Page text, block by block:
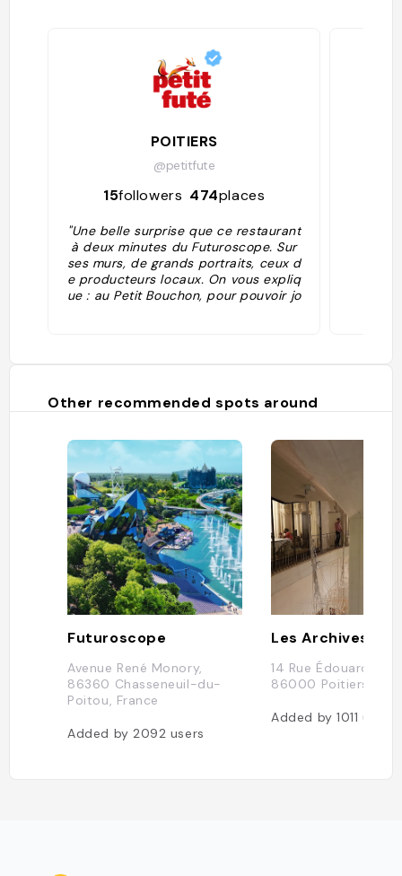
POITIERS
@petitfute
15followers 474places
"Une belle surprise que ce restaurant
à deux minutes du Futuroscope. Sur
ses murs, de grands portraits, ceux d
e producteurs locaux. On vous expliq
ue : au Petit Bouchon, pour pouvoir jo
le marché ! La carte est celle d'une b
ndouillettes, tartares, magrets de ca
nard, mix grill, sans oublier le plat du
jour. Le restaurant pousse le boucho
n jusqu'à proposer une cave aux vins
bio, biodynamiques et naturels."
Other recommended spots around
Futuroscope
Avenue René Monory,
86360 Chasseneuil-du-
Poitou, France
Added by2092 users
Les Archives
14 Rue Édouard-
86000 Poitiers,
Added by1011 users